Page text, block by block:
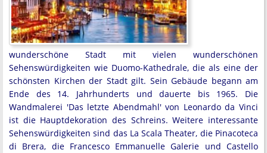
wunderschöne Stadt mit vielen wunderschönen
Sehenswürdigkeiten wie Duomo-Kathedrale, die als eine der
schönsten Kirchen der Stadt gilt. Sein Gebäude begann am
Ende des 14. Jahrhunderts und dauerte bis 1965. Die
Wandmalerei 'Das letzte Abendmahl' von Leonardo da Vinci
ist die Hauptdekoration des Schreins. Weitere interessante
Sehenswürdigkeiten sind das La Scala Theater, die Pinacoteca
di Brera, die Francesco Emmanuelle Galerie und Castello